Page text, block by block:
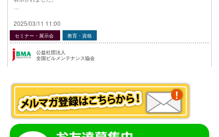
2025/03/11 11:00
セミナー・展示会 教育・資格
公益社団法人
全国ビルメンテナンス協会